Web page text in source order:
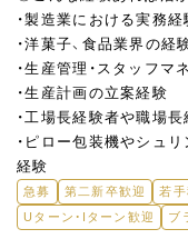
・製造業における実務経
・洋菓子、食品業界の経
・生産管理・スタッフマ
・生産計画の立案経験
・工場長経験者や職場
・ピロー包装機やシュ
経験
急募 第二新卒歓迎 若手
Uターン・Iターン歓迎
ブ